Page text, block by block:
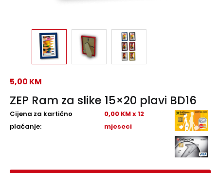
ZEP Ram za slike 15×20 plavi BD16
5,00 KM
Cijena za kartično
plaćanje:
0,00 KM x 12
mjeseci